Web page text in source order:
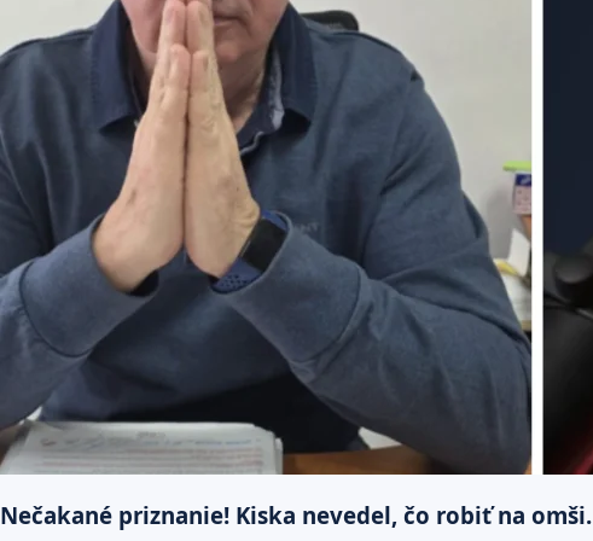
Nečakané priznanie! Kiska nevedel, čo robiť na